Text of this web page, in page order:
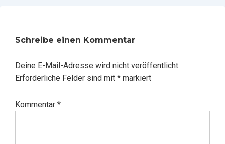
Schreibe einen Kommentar
Deine E-Mail-Adresse wird nicht veröffentlicht.
Erforderliche Felder sind mit * markiert
Kommentar *